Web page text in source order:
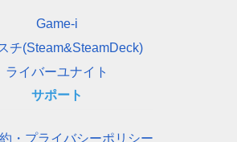
Game-i
チ(Steam&SteamDeck)
ライバーユナイト
サポート
・プライバシーポリシー